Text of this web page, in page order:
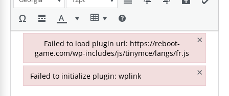
Failed to load plugin url: https://reboot-
game.com/wp-includes/js/tinymce/langs/fr.js
×
Failed to load plugin url: https://reboot-game.com/wp-
Failed to initialize plugin: wplink
×
Failed to initialize plugin: wplink